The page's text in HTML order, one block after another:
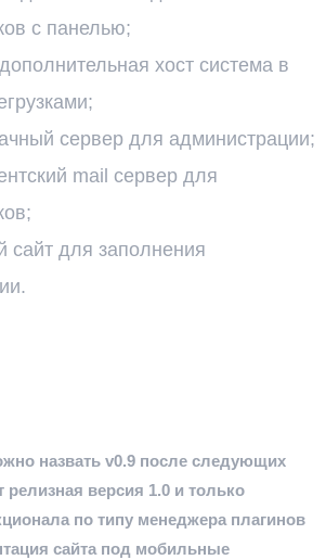
с панелью;
хост система в
сервер для администрации;
mail сервер для
сайт для заполнения
назвать v0.9 после следующих
релизная версия 1.0 и только
по типу менеджера плагинов
сайта под мобильные